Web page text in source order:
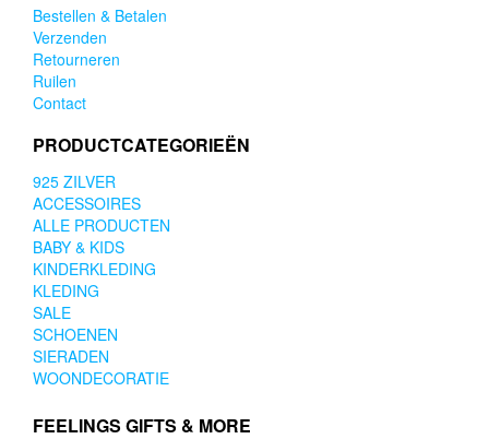
Bestellen & Betalen
Verzenden
Retourneren
Ruilen
Contact
PRODUCTCATEGORIEËN
925 ZILVER
ACCESSOIRES
ALLE PRODUCTEN
BABY & KIDS
KINDERKLEDING
KLEDING
SALE
SCHOENEN
SIERADEN
WOONDECORATIE
FEELINGS GIFTS & MORE